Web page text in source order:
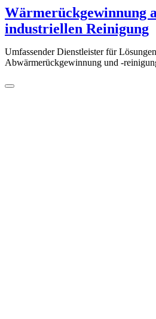
Zum
Inhalt
springen
Wärmerückgewinnung
industriellen Reinigung
Umfassender Dienstleister für
Abwärmerückgewinnung und -